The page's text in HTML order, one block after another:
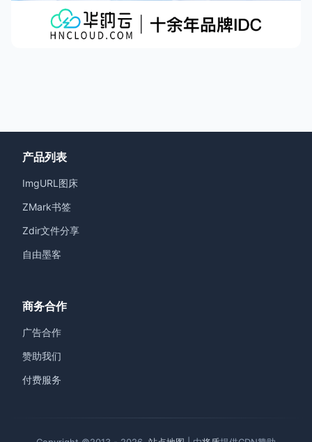
产品列表
ImgURL图床
ZMark书签
Zdir文件分享
自由墨客
商务合作
广告合作
赞助我们
付费服务